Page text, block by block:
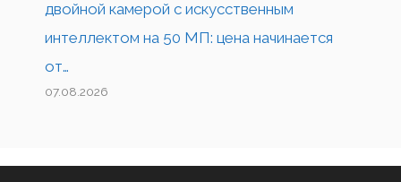
двойной камерой с искусственным
интеллектом на 50 МП: цена начинается
от…
07.08.2026